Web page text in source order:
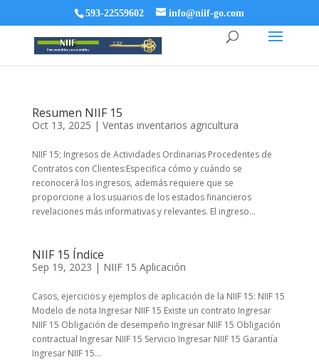
593-22559602 info@niif-go.com
Resumen NIIF 15
Oct 13, 2025 | Ventas inventarios agricultura
NIIF 15; Ingresos de Actividades Ordinarias Procedentes de
Contratos con Clientes:Especifica cómo y cuándo se
reconocerá los ingresos, además requiere que se
proporcione a los usuarios de los estados financieros
revelaciones más informativas y relevantes. El ingreso...
NIIF 15 Índice
Sep 19, 2023 | NIIF 15 Aplicación
Casos, ejercicios y ejemplos de aplicación de la NIIF 15: NIIF 15
Modelo de nota Ingresar NIIF 15 Existe un contrato Ingresar
NIIF 15 Obligación de desempeño Ingresar NIIF 15 Obligación
contractual Ingresar NIIF 15 Servicio Ingresar NIIF 15 Garantía
Ingresar NIIF 15...